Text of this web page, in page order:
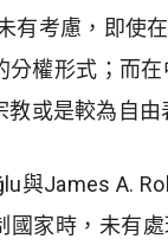
有考慮，即使
分權形式；而
或是較為自
與James A.
國家時，未有